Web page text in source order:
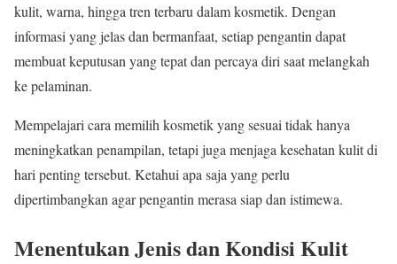
kulit, warna, hingga tren terbaru dalam kosmetik. Dengan
informasi yang jelas dan bermanfaat, setiap pengantin dapat
membuat keputusan yang tepat dan percaya diri saat melangkah
ke pelaminan.
Mempelajari cara memilih kosmetik yang sesuai tidak hanya
meningkatkan penampilan, tetapi juga menjaga kesehatan kulit di
hari penting tersebut. Ketahui apa saja yang perlu
dipertimbangkan agar pengantin merasa siap dan istimewa.
Menentukan Jenis dan Kondisi Kulit